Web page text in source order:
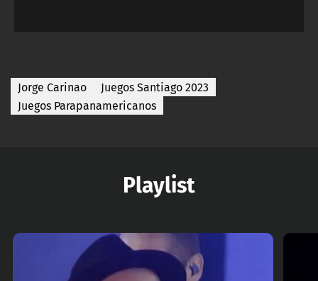
Jorge Carinao
Juegos Santiago 2023
Juegos Parapanamericanos
Playlist